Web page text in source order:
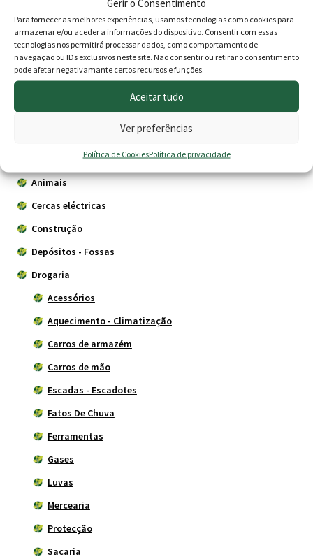
Gerir o Consentimento
Para fornecer as melhores experiências, usamos tecnologias como cookies para
armazenar e/ou aceder a informações do dispositivo. Consentir com essas
tecnologias nos permitirá processar dados, como comportamento de
navegação ou IDs exclusivos neste site. Não consentir ou retirar o consentimento
pode afetar negativamante certos recursos e funções.
Aceitar tudo
Ver preferências
Política de CookiesPolítica de privacidade
Joelheiras de jardim
6.90€
Adicionar
Luvas Nitrilo
1.95€
Ver opções
chosen
on
the
product
page
Animais
Cercas eléctricas
Construção
Depósitos - Fossas
Drogaria
Acessórios
Aquecimento - Climatização
Carros de armazém
Carros de mão
Escadas - Escadotes
Fatos De Chuva
Ferramentas
Gases
Luvas
Mercearia
Protecção
Sacaria